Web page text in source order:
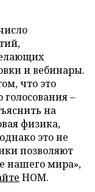
и вебинары.
что это
–
на
физика,
это не
позволяют
нашего мира»,
НОМ.